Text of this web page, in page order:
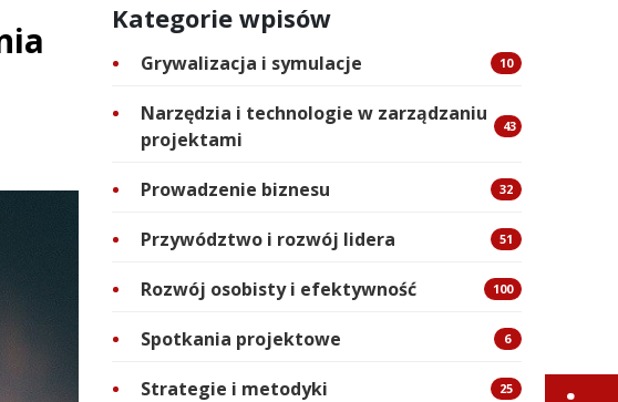
Kategorie wpisów
Grywalizacja i symulacje 10
Narzędzia i technologie w zarządzaniu
projektami
43
Prowadzenie biznesu 32
Przywództwo i rozwój lidera 51
Rozwój osobisty i efektywność 100
Spotkania projektowe 6
Strategie i metodyki 25